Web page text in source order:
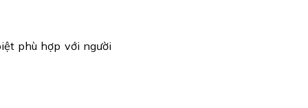
phù hợp với người